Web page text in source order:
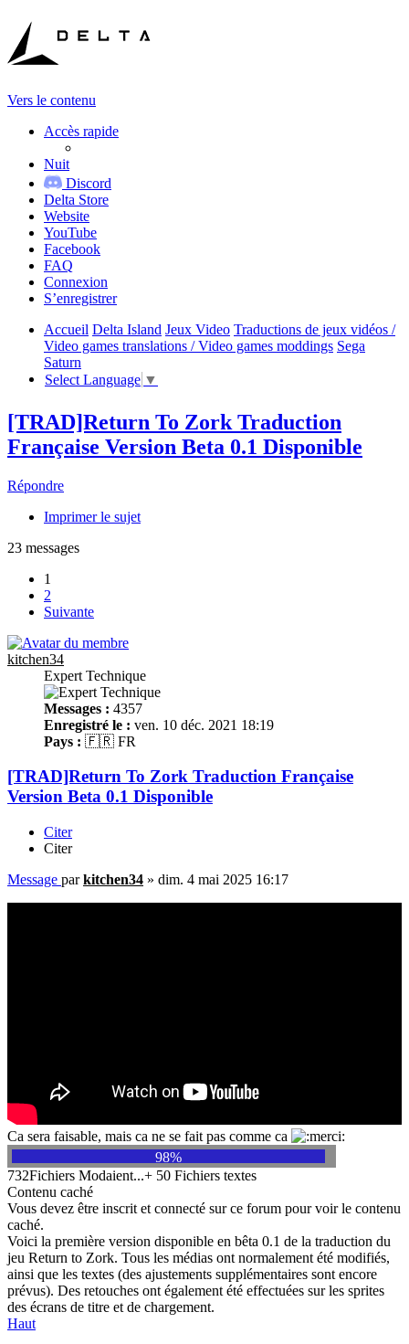
Vers le contenu
Accès rapide
Nuit
Discord
Delta Store
Website
YouTube
Facebook
FAQ
Connexion
S’enregistrer
Accueil Delta Island Jeux Video Traductions de jeux vidéos /
Video games translations / Video games moddings Sega
Saturn
Select Language ▼
[TRAD]Return To Zork Traduction
Française Version Beta 0.1 Disponible
Répondre
Imprimer le sujet
23 messages
1
2
Suivante
kitchen34
Expert Technique
Messages : 4357
Enregistré le : ven. 10 déc. 2021 18:19
Pays : 🇫🇷 FR
[TRAD]Return To Zork Traduction Française
Version Beta 0.1 Disponible
Citer
Citer
Message parkitchen34 » dim. 4 mai 2025 16:17
Ca sera faisable, mais ca ne se fait pas comme ca
98%
732Fichiers Modaient...+ 50 Fichiers textes
Contenu caché
Vous devez être inscrit et connecté sur ce forum pour voir le contenu
caché.
Voici la première version disponible en bêta 0.1 de la traduction du
jeu Return to Zork. Tous les médias ont normalement été modifiés,
ainsi que les textes (des ajustements supplémentaires sont encore
prévus). Des retouches ont également été effectuées sur les sprites
des écrans de titre et de chargement.
Haut